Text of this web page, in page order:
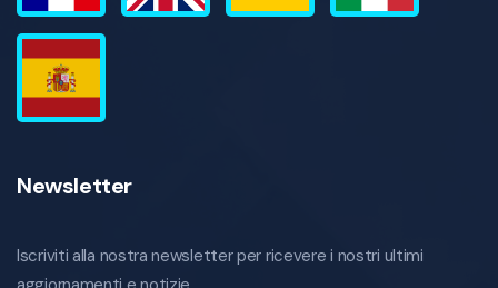
Newsletter
Iscriviti alla nostra newsletter per ricevere i nostri ultimi